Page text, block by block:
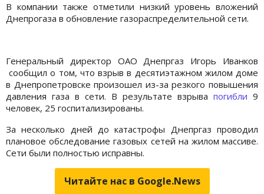
В компании также отметили низкий уровень вложений
Днепрогаза в обновление газораспределительной сети.
Генеральный директор ОАО Днепргаз Игорь Иванков
сообщил о том, что взрыв в десятиэтажном жилом доме
в Днепропетровске произошел из-за резкого повышения
давления газа в сети. В результате взрыва погибли 9
человек, 25 госпитализированы.
За несколько дней до катастрофы Днепргаз проводил
плановое обследование газовых сетей на жилом массиве.
Сети были полностью исправны.
Читайте нас в Google.News